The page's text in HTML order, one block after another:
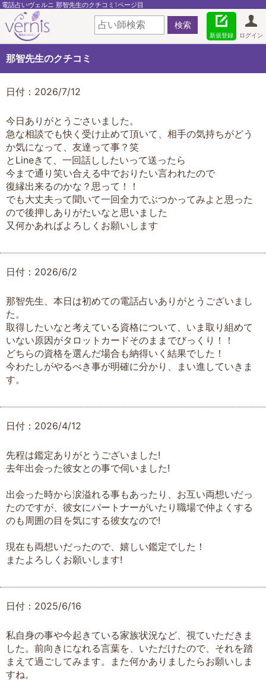
電話占いヴェルニ 那智先生のクチコミ1ページ目
ログイン
新規登録
那智先生のクチコミ
日付：2026/7/12
今日ありがとうごさいました。
急な相談でも快く受け止めて頂いて、相手の気持ちがどう
か気になって、友達って事？笑
とLineきて、一回話ししたいって送ったら
今まで通り笑い合える中でおりたい言われたので
復縁出来るのかな？思って！！
でも大丈夫って聞いて一回全力でぶつかってみよと思った
ので後押しありがたいなと思いました
又何かあればよろしくお願いします
日付：2026/6/2
那智先生、本日は初めての電話占いありがとうございまし
た。
取得したいなと考えている資格について、いま取り組めて
いない原因がタロットカードそのままでびっくり！！
どちらの資格を選んだ場合も納得いく結果でした！
今わたしがやるべき事が明確に分かり、まい進していきま
す。
日付：2026/4/12
先程は鑑定ありがとうございました!
去年出会った彼女との事で伺いました!
出会った時から涙溢れる事もあったり、お互い両想いだっ
たのですが、彼女にパートナーがいたり職場で仲よくする
のも周囲の目を気にする彼女なので!
現在も両想いだったので、嬉しい鑑定でした！
またよろしくお願いします!
日付：2025/6/16
私自身の事や今起きている家族状況など、視ていただきま
した。前向きになれる言葉を、いただけたので、それを踏
まえて過ごしてみます。また何かありましたらお願いしま
すね。